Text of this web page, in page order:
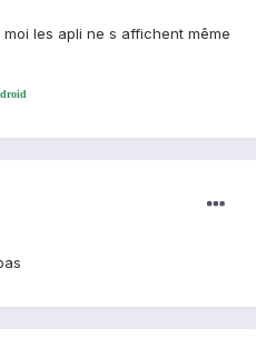
les apli ne s affichent même